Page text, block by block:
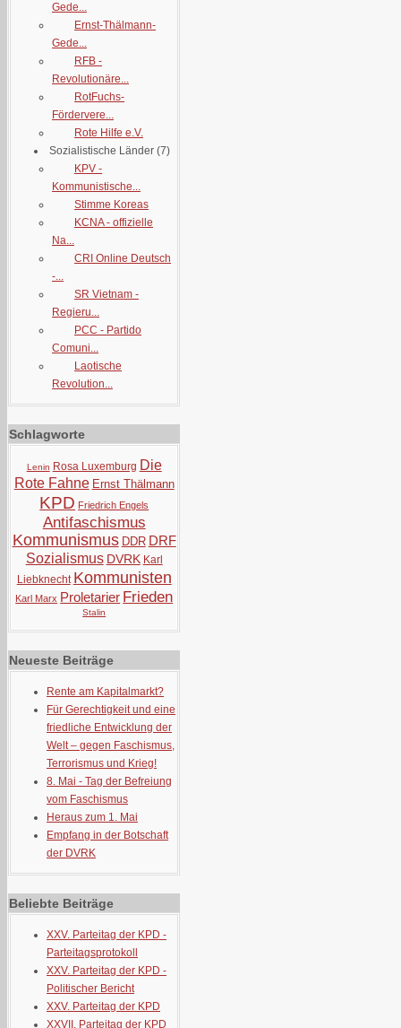
Gede...
Ernst-Thälmann-
Gede...
RFB -
Revolutionäre...
RotFuchs-
Fördervere...
Rote Hilfe e.V.
Sozialistische Länder (7)
KPV -
Kommunistische...
Stimme Koreas
KCNA - offizielle
Na...
CRI Online Deutsch
-...
SR Vietnam -
Regieru...
PCC - Partido
Comuni...
Laotische
Revolution...
Schlagworte
Lenin Rosa Luxemburg Die
Rote Fahne Ernst Thälmann
KPD Friedrich Engels
Antifaschismus
Kommunismus DDR DRF
Sozialismus DVRK Karl
Liebknecht Kommunisten
Karl Marx Proletarier Frieden
Stalin
Neueste Beiträge
Rente am Kapitalmarkt?
Für Gerechtigkeit und eine
friedliche Entwicklung der
Welt – gegen Faschismus,
Terrorismus und Krieg!
8. Mai - Tag der Befreiung
vom Faschismus
Heraus zum 1. Mai
Empfang in der Botschaft
der DVRK
Beliebte Beiträge
XXV. Parteitag der KPD -
Parteitagsprotokoll
XXV. Parteitag der KPD -
Politischer Bericht
XXV. Parteitag der KPD
XXVII. Parteitag der KPD